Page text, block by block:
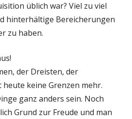
üblich war? Viel zu viel
hinterhältige Bereicherungen
zu haben.
der Dreisten, der
keine Grenzen mehr.
ganz anders sein. Noch
Grund zur Freude und man